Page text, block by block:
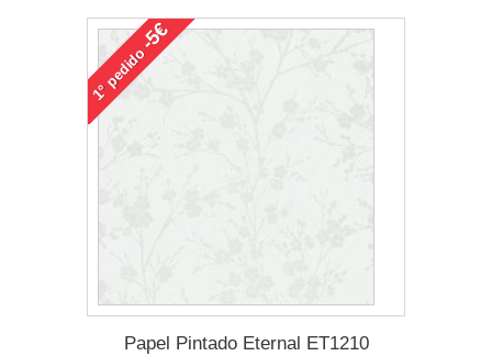
1°
pedido
-5€
Papel Pintado Eternal ET1210